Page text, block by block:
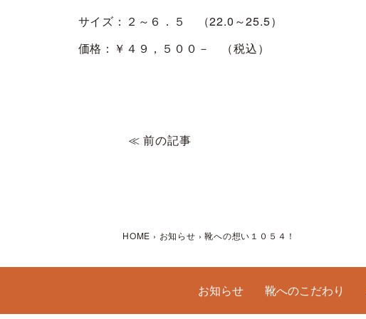
サイズ：２～６．５ （22.0～25.5）
価格：￥４９，５００－ （税込）
≪ 前の記事
HOME › お知らせ › 靴への想い１０５４！
お知らせ 靴へのこだわり